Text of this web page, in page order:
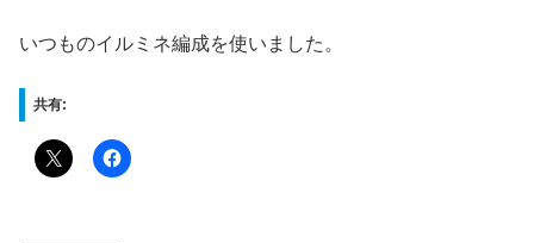
いつものイルミネ編成を使いました。
共有: